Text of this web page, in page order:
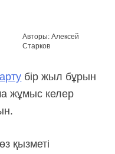
Авторы: Алексей
Старков
бір жыл бұрын
жұмыс келер
қызметі